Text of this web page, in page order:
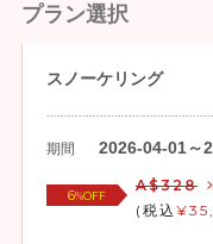
プラン選択
スノーケリング
期間 2026-04-01～
6%OFF
A$328
(税込